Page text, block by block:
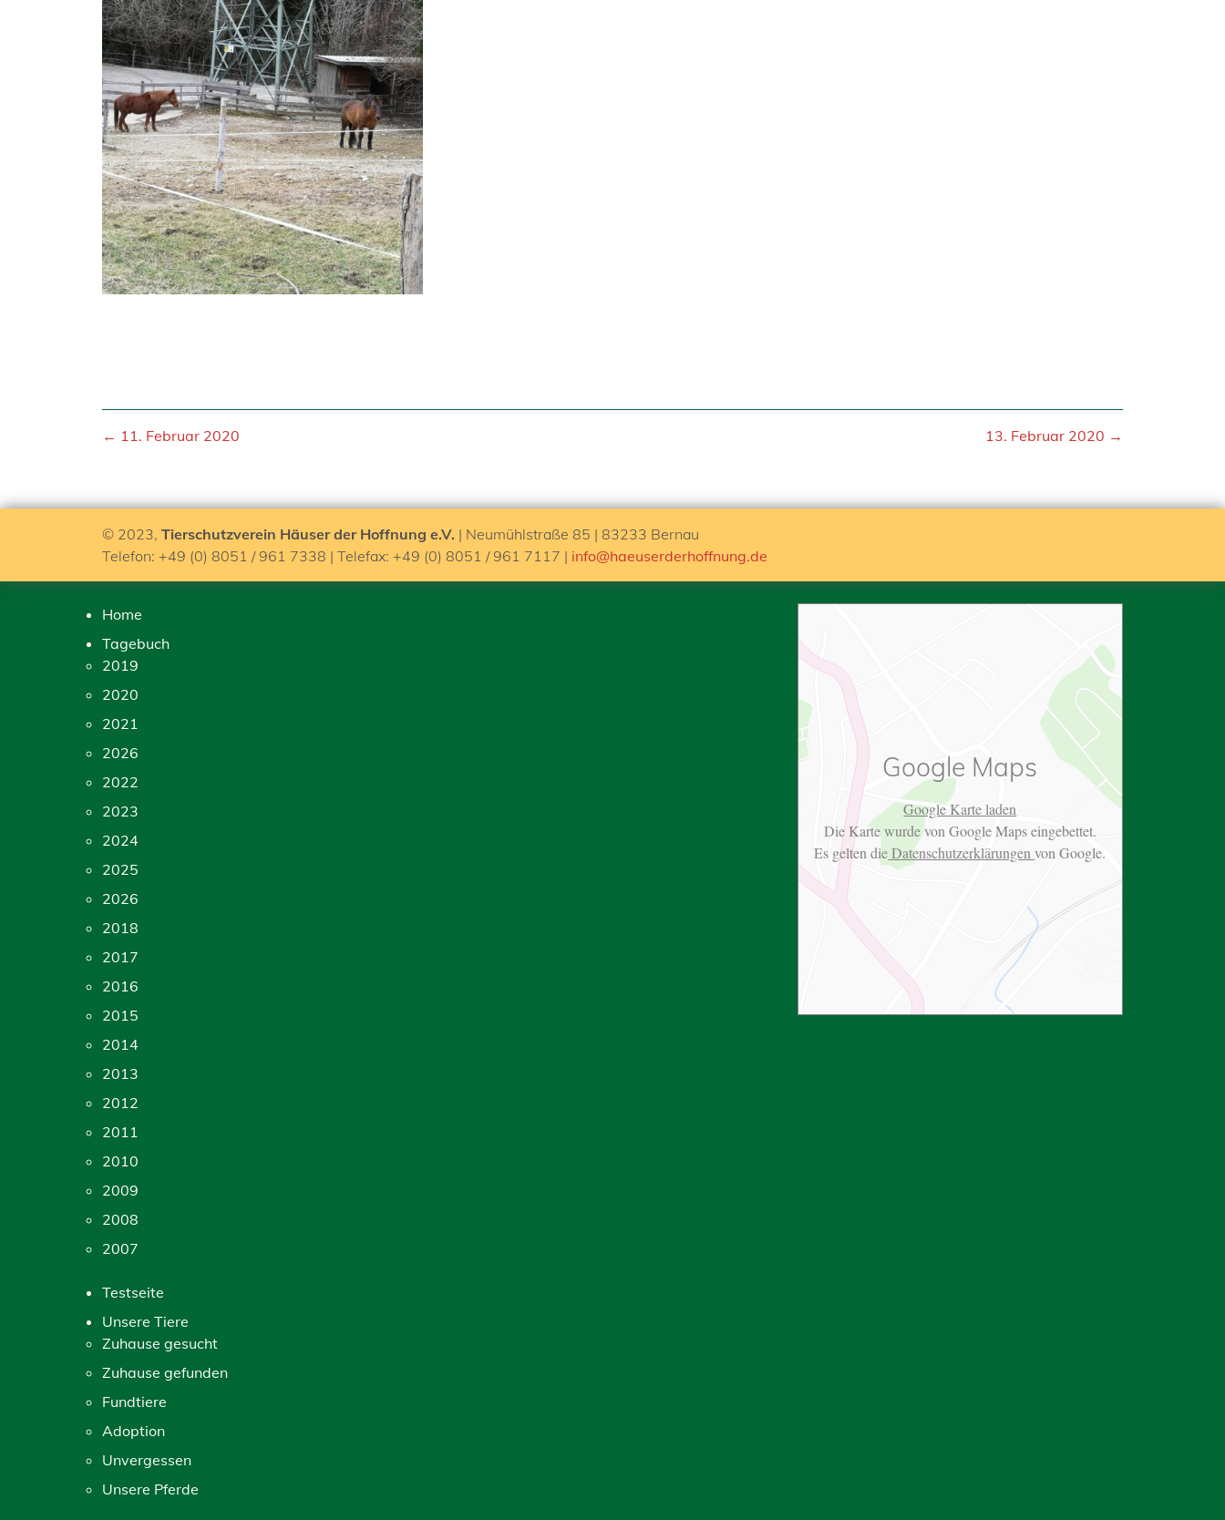
← 11. Februar 2020 13. Februar 2020 →
© 2023, Tierschutzverein Häuser der Hoffnung e.V. | Neumühlstraße 85 | 83233 Bernau
Telefon: +49 (0) 8051 / 961 7338 | Telefax: +49 (0) 8051 / 961 7117 | info@haeuserderhoffnung.de
Home
Tagebuch
2019
2020
2021
2026
2022
2023
2024
2025
2026
2018
2017
2016
2015
2014
2013
2012
2011
2010
2009
2008
2007
Testseite
Unsere Tiere
Zuhause gesucht
Zuhause gefunden
Fundtiere
Adoption
Unvergessen
Unsere Pferde
Google Maps
Google Karte laden
Die Karte wurde von Google Maps eingebettet.
Es gelten dieDatenschutzerklärungenvon Google.